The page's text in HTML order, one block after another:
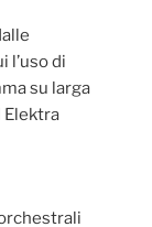
l’uso di
su larga
Elektra